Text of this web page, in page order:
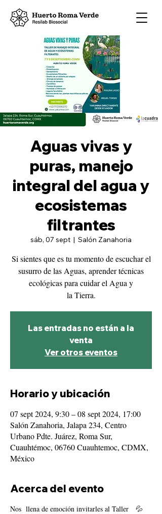
Aguas vivas y
puras, manejo
integral del agua y
ecosistemas
filtrantes
sáb, 07 sept
  |
Salón Zanahoria
Si sientes que es tu momento de escuchar el
susurro de las Aguas, aprender técnicas
ecológicas para cuidar el Agua y
la Tierra.
Las entradas no están a la
venta
Ver otros eventos
Horario y ubicación
07 sept 2024, 9:30 – 08 sept 2024, 17:00
Salón Zanahoria, Jalapa 234, Centro
Urbano Pdte. Juárez, Roma Sur,
Cuauhtémoc, 06760 Cuauhtemoc, CDMX,
México
Acerca del evento
Nos  llena de emoción invitarles al Taller   💦